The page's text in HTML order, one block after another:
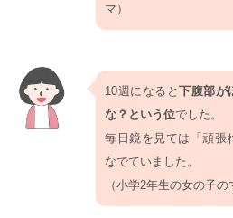
マ）
10週になると下腹部が
な？という位でした。
毎日鏡を見ては「頑張
なでていました。
（小学2年生の女の子の